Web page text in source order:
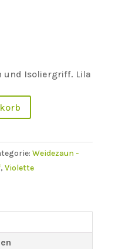
und Isoliergriff. Lila
Weidezaun -
, Violette